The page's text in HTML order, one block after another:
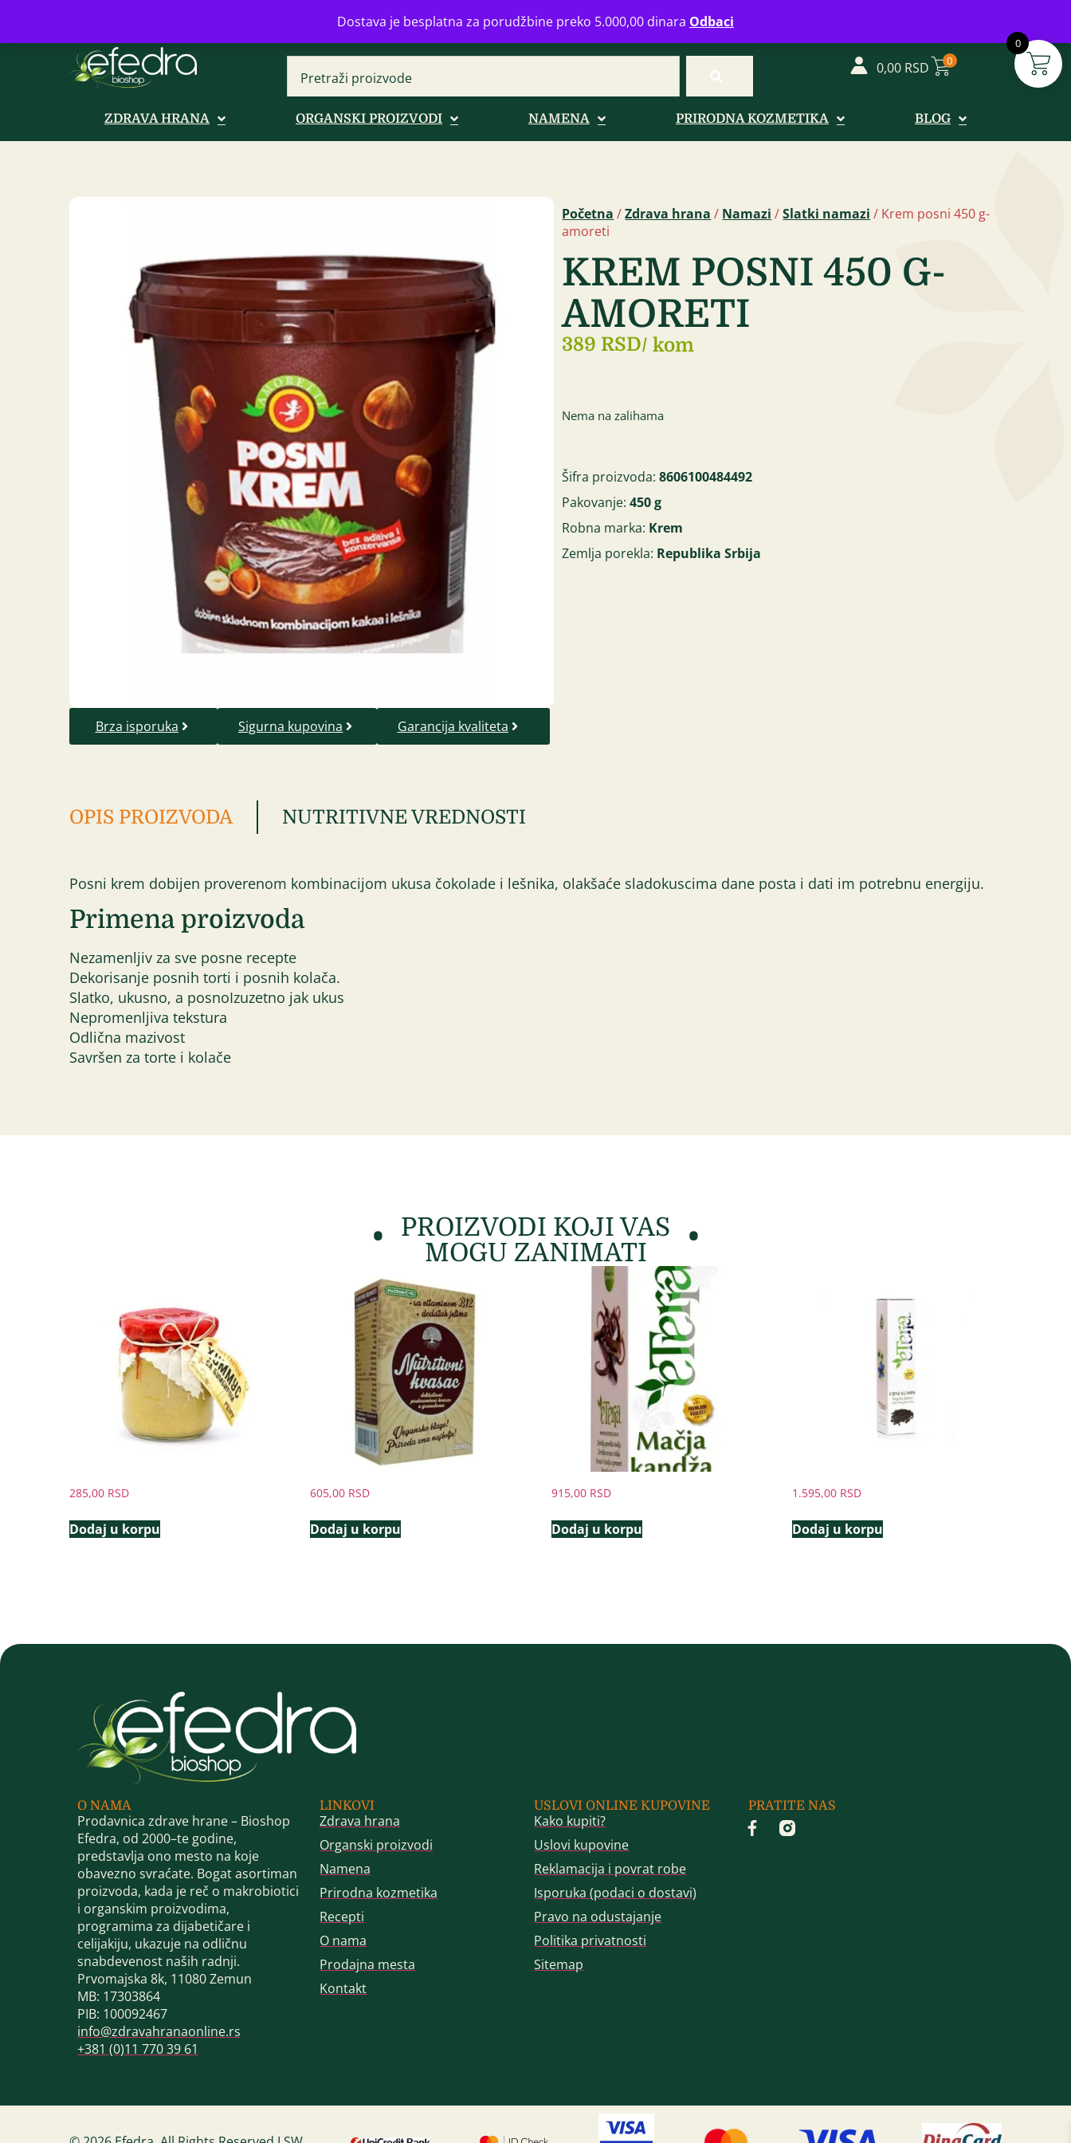
Dostava je besplatna za porudžbine preko 5.000,00 dinara Odbaci
0
Bulevar Mihajla Pupina 16b, Novi Beograd info@zdravahranaonline.rs+381 (0)11 770 39 61Radno vreme: Ponedeljak - Petak od 08-20h
0,00 RSD 0
ZDRAVA HRANA ORGANSKI PROIZVODI NAMENA PRIRODNA KOZMETIKA BLOG
Početna /Zdrava hrana / Namazi /Slatki namazi / Krem posni 450 g-
amoreti
KREM POSNI 450 G-
AMORETI
389 RSD/ kom
Nema na zalihama
Šifra proizvoda:8606100484492
Pakovanje:450 g
Robna marka: Krem
Zemlja porekla: Republika Srbija
Brza isporuka Sigurna kupovina Garancija kvaliteta
OPIS PROIZVODA NUTRITIVNE VREDNOSTI
Posni krem dobijen proverenom kombinacijom ukusa čokolade i lešnika, olakšaće sladokuscima dane posta i dati im potrebnu energiju.
Primena proizvoda
Nezamenljiv za sve posne recepte
Dekorisanje posnih torti i posnih kolača.
Slatko, ukusno, a posnoIzuzetno jak ukus
Nepromenljiva tekstura
Odlična mazivost
Savršen za torte i kolače
PROIZVODI KOJI VAS
MOGU ZANIMATI
285,00 RSD
Dodaj u korpu
605,00 RSD
Dodaj u korpu
915,00 RSD
Dodaj u korpu
1.595,00 RSD
Dodaj u korpu
O NAMA
Prodavnica zdrave hrane – Bioshop
Efedra, od 2000–te godine,
predstavlja ono mesto na koje
obavezno svraćate. Bogat asortiman
proizvoda, kada je reč o makrobiotici
i organskim proizvodima,
programima za dijabetičare i
celijakiju, ukazuje na odličnu
snabdevenost naših radnji.
Prvomajska 8k, 11080 Zemun
MB: 17303864
PIB: 100092467
info@zdravahranaonline.rs
+381 (0)11 770 39 61
LINKOVI
Zdrava hrana
Organski proizvodi
Namena
Prirodna kozmetika
Recepti
O nama
Prodajna mesta
Kontakt
USLOVI ONLINE KUPOVINE
Kako kupiti?
Uslovi kupovine
Reklamacija i povrat robe
Isporuka (podaci o dostavi)
Pravo na odustajanje
Politika privatnosti
Sitemap
PRATITE NAS